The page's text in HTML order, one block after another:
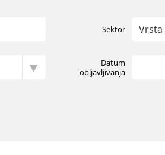
Sektor
Datum
obljavljivanja